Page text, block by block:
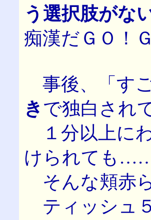
う選択肢がな
痴漢だＧＯ！
事後、「す
き で独白さ
１分以上に
けられても
そんな頬赤
ティッシュ